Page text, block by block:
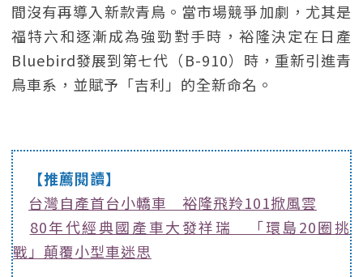
間沒有再導入新款青鳥。當市場競爭加劇，尤其是
福特六和逐漸成為強勁對手時，裕隆決定在日產
Bluebird發展到第七代（B-910）時，重新引進青
鳥車系，並賦予「吉利」的全新命名。
【推薦閱讀】
台灣自產首台小轎車 裕隆飛羚101掀風雲
80年代經典國產車大發祥瑞 「環島20圈挑
戰」顛覆小型車迷思